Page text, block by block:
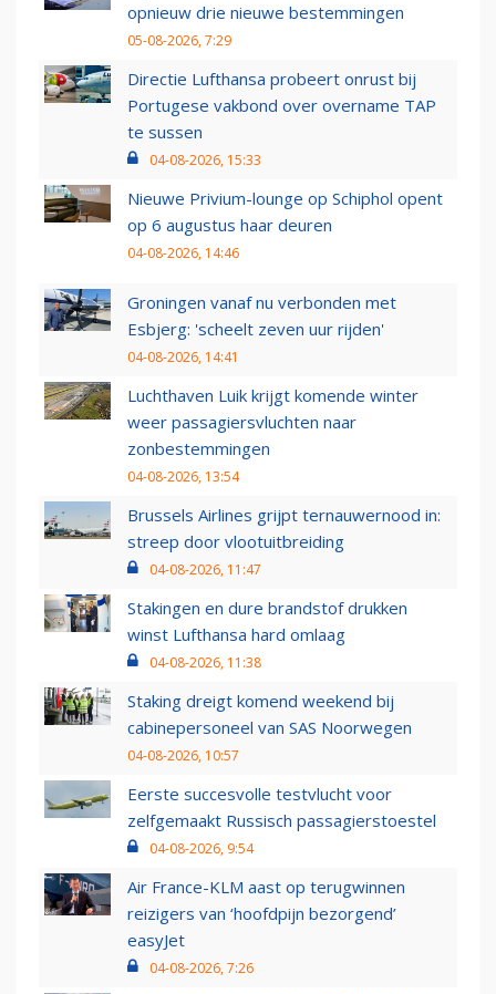
opnieuw drie nieuwe bestemmingen
05-08-2026, 7:29
Directie Lufthansa probeert onrust bij
Portugese vakbond over overname TAP
te sussen
04-08-2026, 15:33
Nieuwe Privium-lounge op Schiphol opent
op 6 augustus haar deuren
04-08-2026, 14:46
Groningen vanaf nu verbonden met
Esbjerg: 'scheelt zeven uur rijden'
04-08-2026, 14:41
Luchthaven Luik krijgt komende winter
weer passagiersvluchten naar
zonbestemmingen
04-08-2026, 13:54
Brussels Airlines grijpt ternauwernood in:
streep door vlootuitbreiding
04-08-2026, 11:47
Stakingen en dure brandstof drukken
winst Lufthansa hard omlaag
04-08-2026, 11:38
Staking dreigt komend weekend bij
cabinepersoneel van SAS Noorwegen
04-08-2026, 10:57
Eerste succesvolle testvlucht voor
zelfgemaakt Russisch passagierstoestel
04-08-2026, 9:54
Air France-KLM aast op terugwinnen
reizigers van ‘hoofdpijn bezorgend’
easyJet
04-08-2026, 7:26